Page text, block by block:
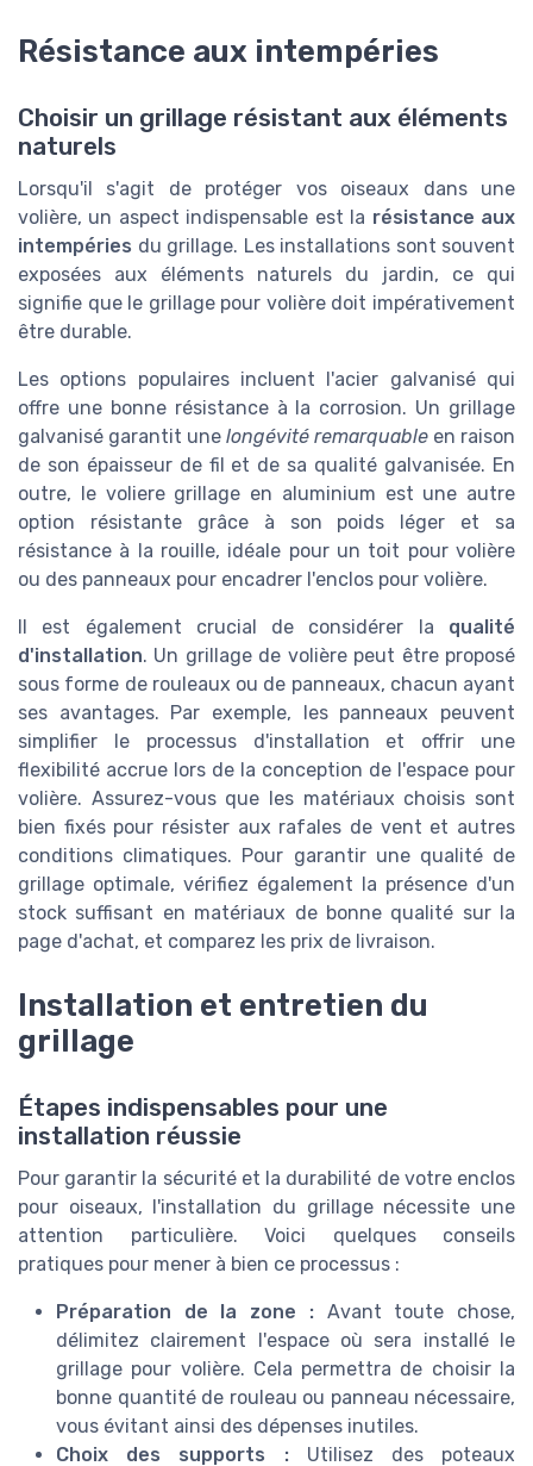
Résistance aux intempéries
Choisir un grillage résistant aux éléments
naturels
Lorsqu'il s'agit de protéger vos oiseaux dans une
volière, un aspect indispensable est la résistance aux
intempéries du grillage. Les installations sont souvent
exposées aux éléments naturels du jardin, ce qui
signifie que le grillage pour volière doit impérativement
être durable.
Les options populaires incluent l'acier galvanisé qui
offre une bonne résistance à la corrosion. Un grillage
galvanisé garantit une longévité remarquable en raison
de son épaisseur de fil et de sa qualité galvanisée. En
outre, le voliere grillage en aluminium est une autre
option résistante grâce à son poids léger et sa
résistance à la rouille, idéale pour un toit pour volière
ou des panneaux pour encadrer l'enclos pour volière.
Il est également crucial de considérer la qualité
d'installation. Un grillage de volière peut être proposé
sous forme de rouleaux ou de panneaux, chacun ayant
ses avantages. Par exemple, les panneaux peuvent
simplifier le processus d'installation et offrir une
flexibilité accrue lors de la conception de l'espace pour
volière. Assurez-vous que les matériaux choisis sont
bien fixés pour résister aux rafales de vent et autres
conditions climatiques. Pour garantir une qualité de
grillage optimale, vérifiez également la présence d'un
stock suffisant en matériaux de bonne qualité sur la
page d'achat, et comparez les prix de livraison.
Installation et entretien du
grillage
Étapes indispensables pour une
installation réussie
Pour garantir la sécurité et la durabilité de votre enclos
pour oiseaux, l'installation du grillage nécessite une
attention particulière. Voici quelques conseils
pratiques pour mener à bien ce processus :
Préparation de la zone :Avant toute chose,
délimitez clairement l'espace où sera installé le
grillage pour volière. Cela permettra de choisir la
bonne quantité de rouleau ou panneau nécessaire,
vous évitant ainsi des dépenses inutiles.
Choix des supports :Utilisez des poteaux